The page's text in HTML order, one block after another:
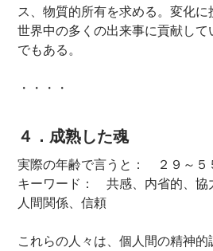
ス、物質的所有を求める。変化に
世界中の多くの出来事に貢献し
でもある。
・・・・
４．成熟した魂
実際の年齢で言うと： ２９～５
キーワード： 共感、内省的、協
人間関係、信頼
これらの人々は、個人間の精神